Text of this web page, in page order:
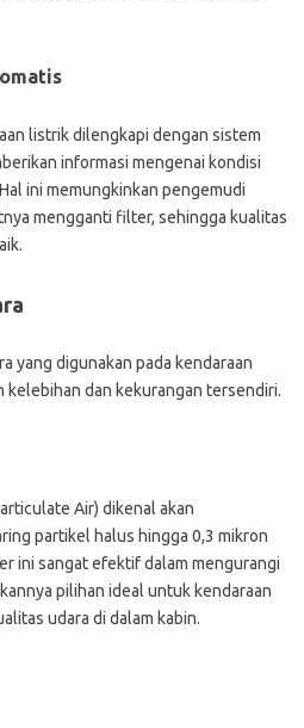
listrik dilengkapi dengan sistem
informasi mengenai kondisi
ini memungkinkan pengemudi
mengganti filter, sehingga kualitas
yang digunakan pada kendaraan
kelebihan dan kekurangan tersendiri.
Air) dikenal akan
partikel halus hingga 0,3 mikron
ini sangat efektif dalam mengurangi
pilihan ideal untuk kendaraan
udara di dalam kabin.